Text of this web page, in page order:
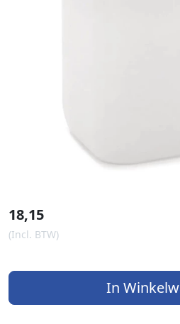
18,15
(Incl. BTW)
In